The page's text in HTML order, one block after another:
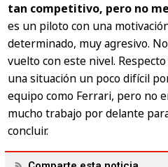
tan competitivo, pero no
es un piloto con una
determinado, muy agresivo.
vuelto con este nivel.
una situación un poco difícil
equipo como Ferrari, pero no
mucho trabajo por delante
concluir.